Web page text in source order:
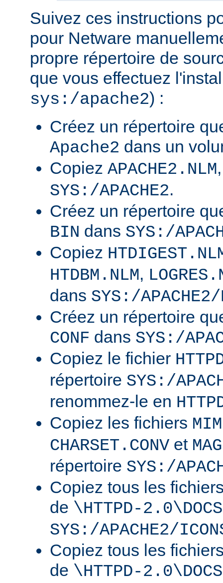
Suivez ces instructions
pour Netware
propre répertoire de
que vous effectuez
sys:/apache2) :
Créez un répertoire
Apache2 dans un
Copiez APACHE2.NLM
SYS:/APACHE2.
Créez un répertoire
BIN dans SYS:/
Copiez
HTDBM.NLM,
dans SYS:/
Créez un répertoire
CONF dans SYS:/
Copiez le fichier
répertoire SYS:/
renommez-le en
Copiez les fichiers
CHARSET.CONV et
répertoire SYS:/
Copiez tous les
de \HTTPD-
SYS:/APACHE2/
Copiez tous les
de \HTTPD-